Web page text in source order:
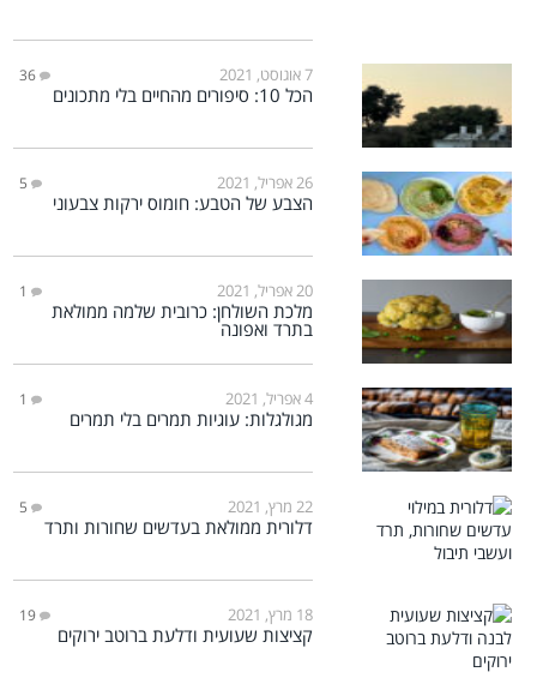
7 אוגוסט, 2021 36
הכל 10: סיפורים מהחיים בלי מתכונים
26 אפריל, 2021 5
הצבע של הטבע: חומוס ירקות צבעוני
20 אפריל, 2021 1
מלכת השולחן: כרובית שלמה ממולאת
בתרד ואפונה
4 אפריל, 2021 1
מגולגלות: עוגיות תמרים בלי תמרים
22 מרץ, 2021 5
דלורית ממולאת בעדשים שחורות ותרד
18 מרץ, 2021 19
קציצות שעועית ודלעת ברוטב ירוקים